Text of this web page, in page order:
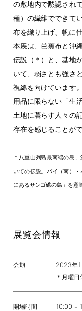
の敷地内で黙認され
種）の繊維でできて
布を織り上げ、帆に
本展は、芭蕉布と沖
伝説（＊）と、基地
いて、弱さとも強さ
視線を向けています
用品に限らない「生
土地に暮らす人々の
存在を感じることが
＊八重山列島最南端の島
いての伝説。パイ（南）
にあるサンゴ礁の島」を意
展覧会情報
会期 2023年1
＊月曜日
開場時間 10:00 –